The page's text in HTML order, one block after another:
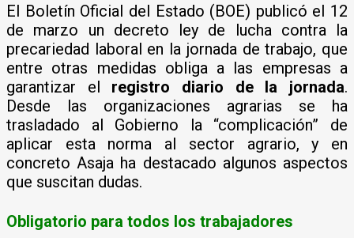
El Boletín Oficial del Estado (BOE) publicó el 12
de marzo un decreto ley de lucha contra la
precariedad laboral en la jornada de trabajo, que
entre otras medidas obliga a las empresas a
garantizar el registro diario de la jornada.
Desde las organizaciones agrarias se ha
trasladado al Gobierno la “complicación” de
aplicar esta norma al sector agrario, y en
concreto Asaja ha destacado algunos aspectos
que suscitan dudas.
Obligatorio para todos los trabajadores